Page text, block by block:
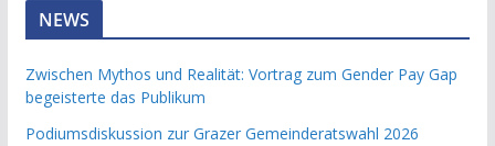
NEWS
Zwischen Mythos und Realität: Vortrag zum Gender Pay Gap
begeisterte das Publikum
Podiumsdiskussion zur Grazer Gemeinderatswahl 2026